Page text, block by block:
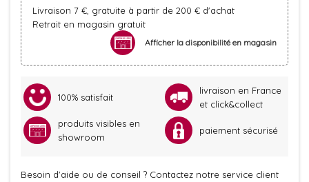
Livraison 7 €, gratuite à partir de 200 € d'achat
Retrait en magasin gratuit
Afficher la disponibilité en magasin
100% satisfait
livraison en France
et click&collect
produits visibles en
showroom
paiement sécurisé
Besoin d'aide ou de conseil ? Contactez notre service client